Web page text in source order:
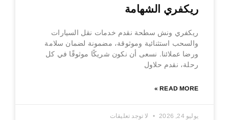
ريكفري الشهامة
ريكفري ونش سطحة نقدم خدمات نقل السيارات
والسحب استثنائية وموثوقة، مضمونة لضمان سلامة
ورضا عملائنا. نسعى أن نكون شريكًا موثوقًا في كل
رحلة، نقدم حلاول
READ MORE »
يوليو 24, 2026 لا توجد تعليقات